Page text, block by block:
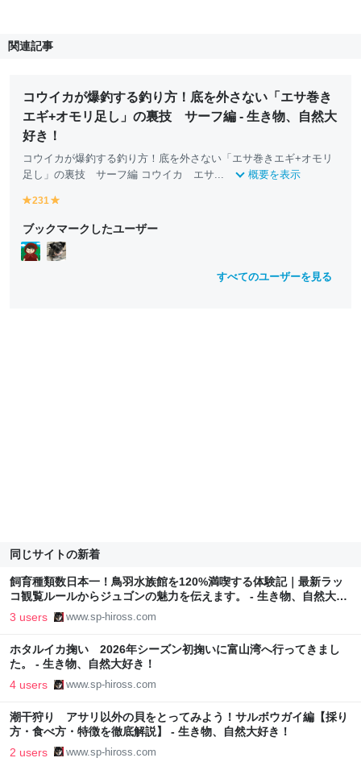
関連記事
コウイカが爆釣する釣り方！底を外さない「エサ巻き
エギ+オモリ足し」の裏技 サーフ編 - 生き物、自然大
好き！
コウイカが爆釣する釣り方！底を外さない「エサ巻きエギ+オモリ
足し」の裏技 サーフ編 コウイカ エサ...
概要を表示
y
ll
o
w
231
ll
o
w
ブックマークしたユーザー
すべてのユーザーを見る
同じサイトの新着
飼育種類数日本一！鳥羽水族館を120%満喫する体験記｜最新ラッ
コ観覧ルールからジュゴンの魅力を伝えます。 - 生き物、自然大好
き！
3 users www.sp-hiross.com
ホタルイカ掬い 2026年シーズン初掬いに富山湾へ行ってきまし
た。 - 生き物、自然大好き！
4 users www.sp-hiross.com
潮干狩り アサリ以外の貝をとってみよう！サルボウガイ編【採り
方・食べ方・特徴を徹底解説】 - 生き物、自然大好き！
2 users www.sp-hiross.com